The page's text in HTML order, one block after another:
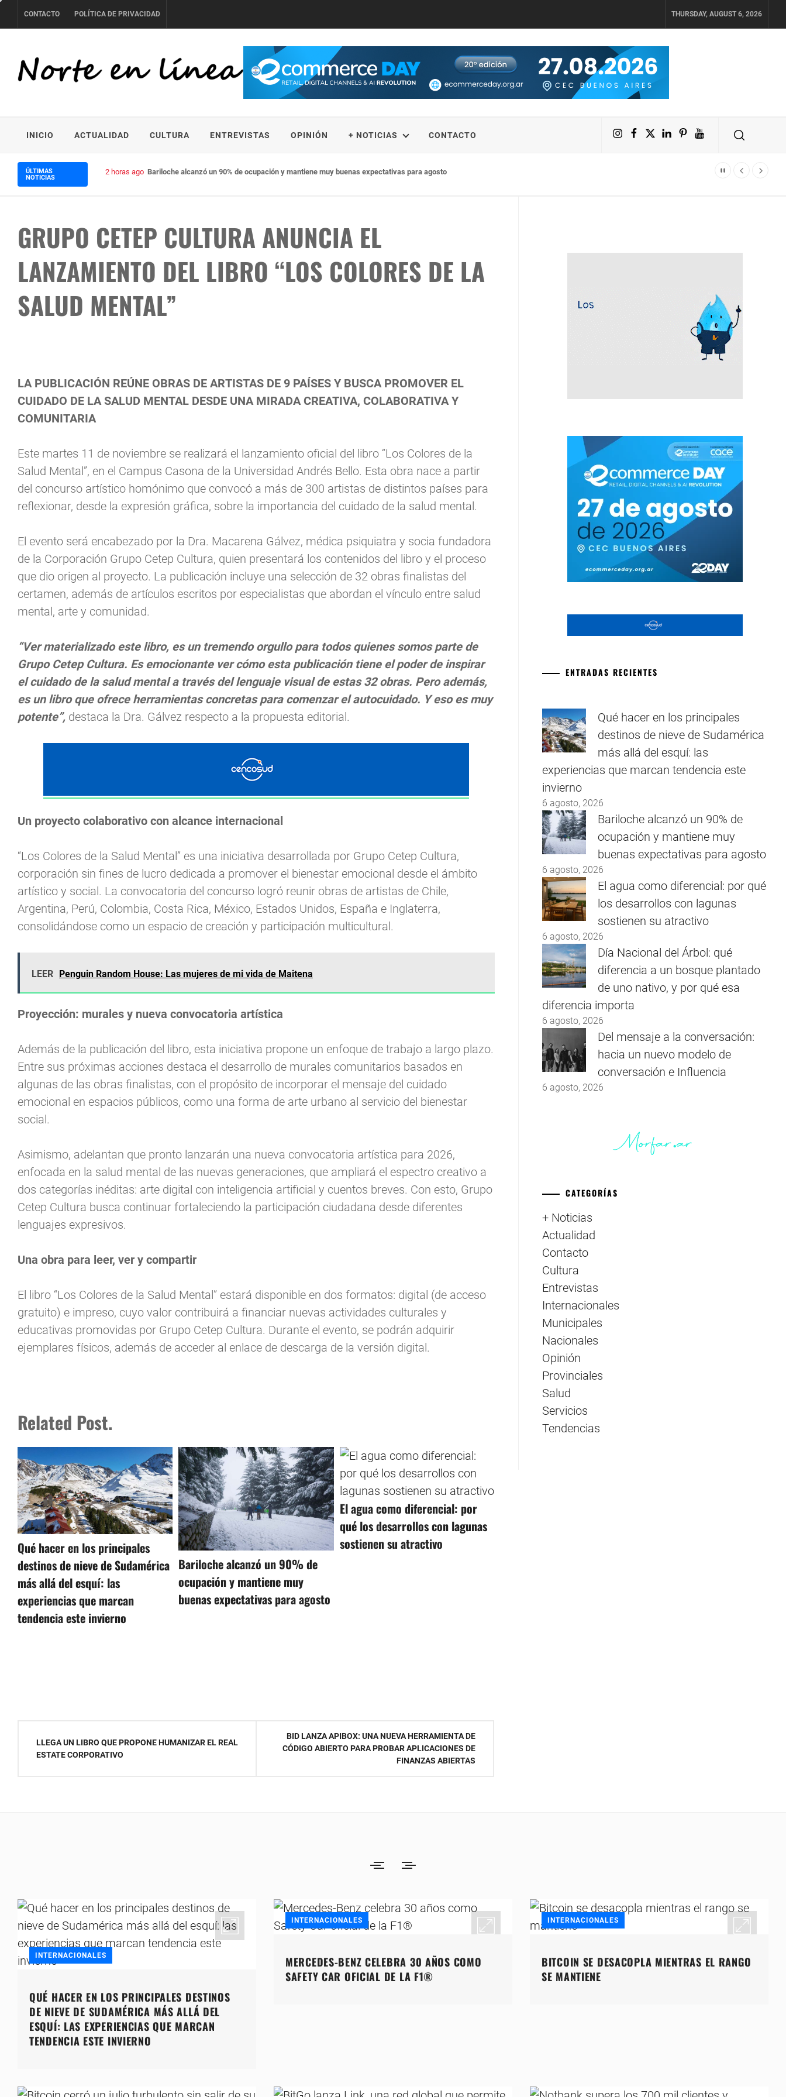
to
CONTACTO POLÍTICA DE PRIVACIDAD THURSDAY, AUGUST 6, 2026
INICIO ACTUALIDAD CULTURA ENTREVISTAS OPINIÓN + NOTICIAS CONTACTO Instagram
Facebook
X LinkedIn
PinterestYouTube
ÚLTIMAS
NOTICIAS
2 horas ago El agua como diferencial: por qué los desarrollos con lagunas sostienen su atractivo
GRUPO CETEP CULTURA ANUNCIA EL
LANZAMIENTO DEL LIBRO “LOS COLORES DE LA
SALUD MENTAL”
LA PUBLICACIÓN REÚNE OBRAS DE ARTISTAS DE 9 PAÍSES Y BUSCA PROMOVER EL
CUIDADO DE LA SALUD MENTAL DESDE UNA MIRADA CREATIVA, COLABORATIVA Y
COMUNITARIA
Este martes 11 de noviembre se realizará el lanzamiento oficial del libro “Los Colores de la
Salud Mental”, en el Campus Casona de la Universidad Andrés Bello. Esta obra nace a partir
del concurso artístico homónimo que convocó a más de 300 artistas de distintos países para
reflexionar, desde la expresión gráfica, sobre la importancia del cuidado de la salud mental.
El evento será encabezado por la Dra. Macarena Gálvez, médica psiquiatra y socia fundadora
de la Corporación Grupo Cetep Cultura, quien presentará los contenidos del libro y el proceso
que dio origen al proyecto. La publicación incluye una selección de 32 obras finalistas del
certamen, además de artículos escritos por especialistas que abordan el vínculo entre salud
mental, arte y comunidad.
“Ver materializado este libro, es un tremendo orgullo para todos quienes somos parte de
Grupo Cetep Cultura. Es emocionante ver cómo esta publicación tiene el poder de inspirar
el cuidado de la salud mental a través del lenguaje visual de estas 32 obras. Pero además,
es un libro que ofrece herramientas concretas para comenzar el autocuidado. Y eso es muy
potente”, destaca la Dra. Gálvez respecto a la propuesta editorial.
Un proyecto colaborativo con alcance internacional
“Los Colores de la Salud Mental” es una iniciativa desarrollada por Grupo Cetep Cultura,
corporación sin fines de lucro dedicada a promover el bienestar emocional desde el ámbito
artístico y social. La convocatoria del concurso logró reunir obras de artistas de Chile,
Argentina, Perú, Colombia, Costa Rica, México, Estados Unidos, España e Inglaterra,
consolidándose como un espacio de creación y participación multicultural.
LEER Penguin Random House: Las mujeres de mi vida de Maitena
Proyección: murales y nueva convocatoria artística
Además de la publicación del libro, esta iniciativa propone un enfoque de trabajo a largo plazo.
Entre sus próximas acciones destaca el desarrollo de murales comunitarios basados en
algunas de las obras finalistas, con el propósito de incorporar el mensaje del cuidado
emocional en espacios públicos, como una forma de arte urbano al servicio del bienestar
social.
Asimismo, adelantan que pronto lanzarán una nueva convocatoria artística para 2026,
enfocada en la salud mental de las nuevas generaciones, que ampliará el espectro creativo a
dos categorías inéditas: arte digital con inteligencia artificial y cuentos breves. Con esto, Grupo
Cetep Cultura busca continuar fortaleciendo la participación ciudadana desde diferentes
lenguajes expresivos.
Una obra para leer, ver y compartir
El libro “Los Colores de la Salud Mental” estará disponible en dos formatos: digital (de acceso
gratuito) e impreso, cuyo valor contribuirá a financiar nuevas actividades culturales y
educativas promovidas por Grupo Cetep Cultura. Durante el evento, se podrán adquirir
ejemplares físicos, además de acceder al enlace de descarga de la versión digital.
Related Post.
Qué hacer en los principales
destinos de nieve de Sudamérica
más allá del esquí: las
experiencias que marcan
tendencia este invierno
Bariloche alcanzó un 90% de
ocupación y mantiene muy
buenas expectativas para agosto
El agua como diferencial: por
qué los desarrollos con lagunas
sostienen su atractivo
Navegación
LLEGA UN LIBRO QUE PROPONE HUMANIZAR EL REAL
ESTATE CORPORATIVO
BID LANZA APIBOX: UNA NUEVA HERRAMIENTA DE
CÓDIGO ABIERTO PARA PROBAR APLICACIONES DE
FINANZAS ABIERTAS
ENTRADAS RECIENTES
Qué hacer en los principales
destinos de nieve de Sudamérica
más allá del esquí: las
experiencias que marcan tendencia este
invierno
6 agosto, 2026
Bariloche alcanzó un 90% de
ocupación y mantiene muy
buenas expectativas para agosto
6 agosto, 2026
El agua como diferencial: por qué
los desarrollos con lagunas
sostienen su atractivo
6 agosto, 2026
Día Nacional del Árbol: qué
diferencia a un bosque plantado
de uno nativo, y por qué esa
diferencia importa
6 agosto, 2026
Del mensaje a la conversación:
hacia un nuevo modelo de
conversación e Influencia
6 agosto, 2026
CATEGORÍAS
+ Noticias
Actualidad
Contacto
Cultura
Entrevistas
Internacionales
Municipales
Nacionales
Opinión
Provinciales
Salud
Servicios
Tendencias
INTERNACIONALES
QUÉ HACER EN LOS PRINCIPALES DESTINOS
DE NIEVE DE SUDAMÉRICA MÁS ALLÁ DEL
ESQUÍ: LAS EXPERIENCIAS QUE MARCAN
TENDENCIA ESTE INVIERNO
INTERNACIONALES
MERCEDES-BENZ CELEBRA 30 AÑOS COMO
SAFETY CAR OFICIAL DE LA F1®
INTERNACIONALES
BITCOIN SE DESACOPLA MIENTRAS EL RANGO
SE MANTIENE